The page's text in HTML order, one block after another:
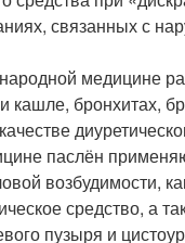
связанных с
медицине
кашле, бронхитах,
паслён
возбудимости,
средство, а
пузыря и